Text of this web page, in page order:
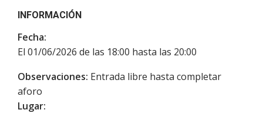
INFORMACIÓN
Fecha:
El 01/06/2026 de las 18:00 hasta las 20:00
Observaciones: Entrada libre hasta completar
aforo
Lugar: